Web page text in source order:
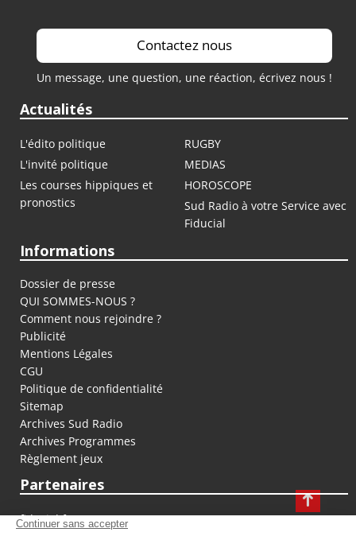
Contactez nous
Un message, une question, une réaction, écrivez nous !
Actualités
L'édito politique
RUGBY
L'invité politique
MEDIAS
Les courses hippiques et
pronostics
HOROSCOPE
Sud Radio à votre Service avec
Fiducial
Informations
Dossier de presse
QUI SOMMES-NOUS ?
Comment nous rejoindre ?
Publicité
Mentions Légales
CGU
Politique de confidentialité
Sitemap
Archives Sud Radio
Archives Programmes
Règlement jeux
Partenaires
fiducial.fr